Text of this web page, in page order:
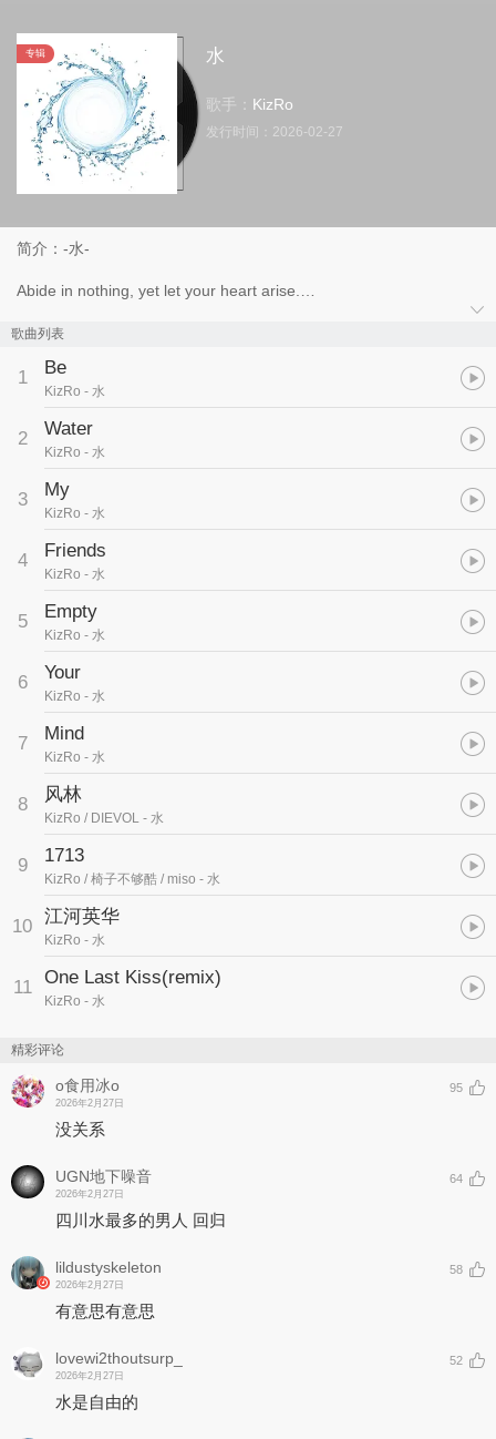
专辑 水
歌手： KizRo
发行时间： 2026-02-27
简介：-水-
Abide in nothing, yet let your heart arise.
现代武术家李小龙先生将这古老的禅宗与道家哲学智慧用“Be water
老子曾言：“上善若水，水利万物而不争”
水虽往低处流但仍流经江河终汇入大海，
这不强行对抗，而顺势而为在一切流动的事与物中找到最佳平衡的方
法，让我的生活状态，乃至音乐创作上都带来了直面内心挣扎的最佳
方法，所以
“Now water can flow”
整张专辑的动机都来源于我的11篇日记，记录了从去年10月到现在
的思绪变化，现在我需要让一切继续不言而喻起来……
接下来我无论带来和带走什么，始终感谢你们。
2025.10.25星期六 晴
一旦水面平静，就如同秋日的湖面收敛了涟漪，飞鸟与流云的倒影才
映照出本真的天空。
歌曲列表
1 Be
KizRo - 水
2 Water
KizRo - 水
3 My
KizRo - 水
4 Friends
KizRo - 水
5 Empty
KizRo - 水
6 Your
KizRo - 水
7 Mind
KizRo - 水
8 风林
KizRo / DIEVOL - 水
9 1713
KizRo / 椅子不够酷 / miso - 水
10 江河英华
KizRo - 水
11 One Last Kiss(remix)
KizRo - 水
精彩评论
o食用冰o
2026年2月27日
95
没关系
UGN地下噪音
2026年2月27日
64
四川水最多的男人 回归
lildustyskeleton
2026年2月27日
58
有意思有意思
lovewi2thoutsurp_
2026年2月27日
52
水是自由的